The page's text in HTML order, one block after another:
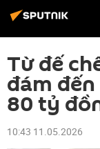
Từ đế
đám
80 tỷ
10:43 11.05.2026